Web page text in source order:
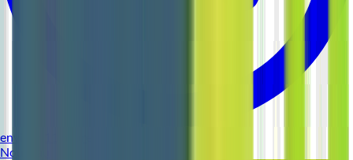
environ 11 heures
Nouveau